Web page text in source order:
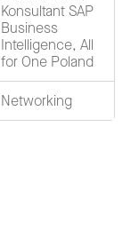
Konsultant SAP
Business
Intelligence, All
for One Poland
Networking